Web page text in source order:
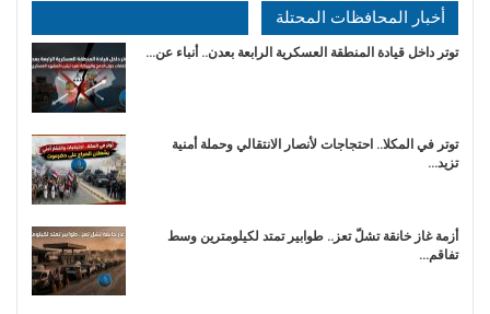
أخبار المحافظات المحتلة
توتر داخل قيادة المنطقة العسكرية الرابعة بعدن.. أنباء عن…
توتر في المكلا.. احتجاجات لأنصار الانتقالي وحملة أمنية
تزيد…
أزمة غاز خانقة تشلّ تعز.. طوابير تمتد لكيلومترين وسط
تفاقم…